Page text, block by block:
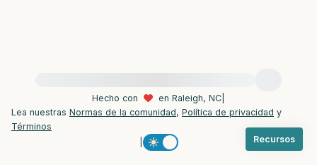
Hecho con
en Raleigh, NC|
Lea nuestras Normas de la comunidad, Política de privacidad y
Términos
Recursos